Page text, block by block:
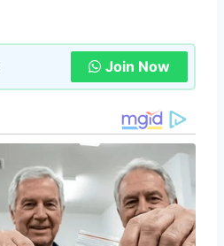
Join Now